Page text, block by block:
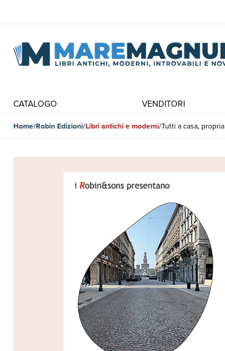
CATALOGO VENDITORI
Home Robin Edizioni Libri antichi e moderni Tutti a casa, propria